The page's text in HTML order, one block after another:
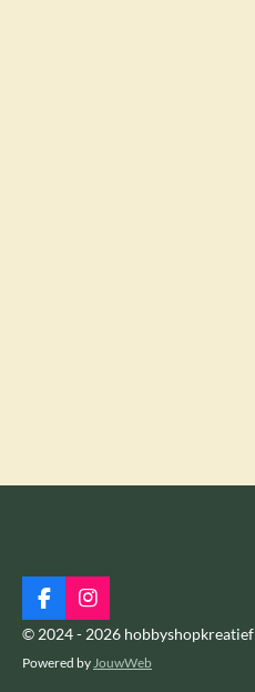
F
a
c
e
I
n
s
t
© 2024 - 2026 hobbyshopkreatief
Powered by JouwWeb